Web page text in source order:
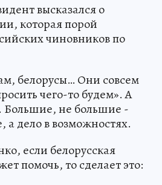
высказался о
которая порой
чиновников по
белорусы… Они совсем
чего-то будем». А
Большие, не большие -
а дело в возможностях.
если белорусская
помочь, то сделает это: